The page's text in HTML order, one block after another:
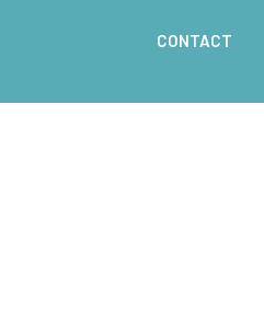
CONTACT